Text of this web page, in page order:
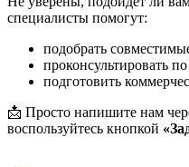
специалисты помогут:
подобрать
проконсультировать
подготовить
📩 Просто напишите нам
воспользуйтесь кнопкой